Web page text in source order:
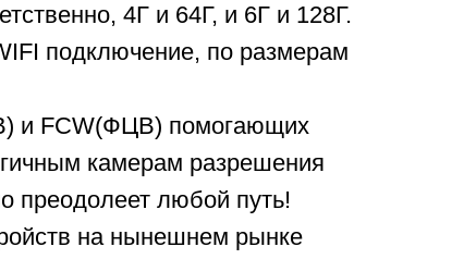
4Г и 64Г, и 6Г и 128Г.
подключение, по размерам
и FCW(ФЦВ) помогающих
камерам разрешения
преодолеет любой путь!
на нынешнем рынке